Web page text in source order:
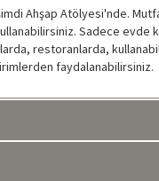
Ahşap Atölyesi'nde.
Sadece evde
restoranlarda,
faydalanabilirsiniz.